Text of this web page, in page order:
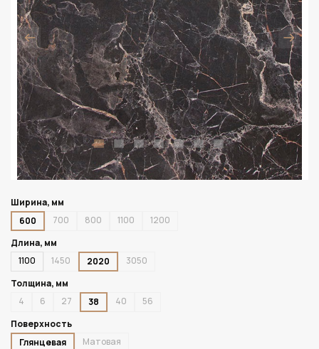
Ширина, мм
600
700 800 1100
1200
Длина, мм
1100
1450 2020
3050
Толщина, мм
4
6 27 38 40
56
Поверхность
Глянцевая
Матовая